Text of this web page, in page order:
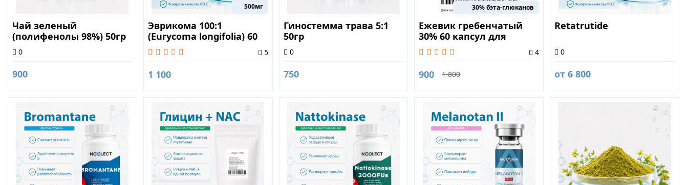
Чай зеленый
(полифенолы 98%) 50гр
0
900
500мг
Эврикома 100:1
(Eurycoma longifolia) 60
капсул
5
1 100
Гиностемма трава 5:1
50гр
0
750
30% бэта-глюканов
Ежевик гребенчатый
30% 60 капсул для
нормализации
обменных процессов
4
900 1 800
Retatrutide
0
от 6 800